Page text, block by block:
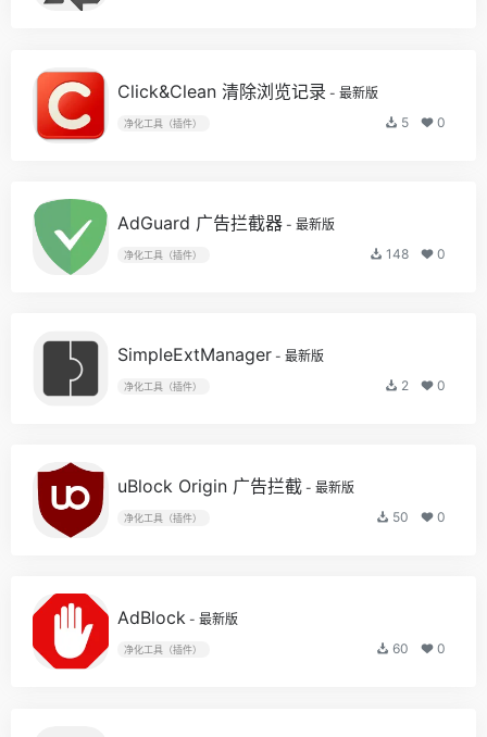
Click&Clean 清除浏览记录 - 最新版
净化工具（插件） 5 0
AdGuard 广告拦截器 - 最新版
净化工具（插件） 148 0
SimpleExtManager - 最新版
净化工具（插件） 2 0
uBlock Origin 广告拦截 - 最新版
净化工具（插件） 50 0
AdBlock - 最新版
净化工具（插件） 60 0